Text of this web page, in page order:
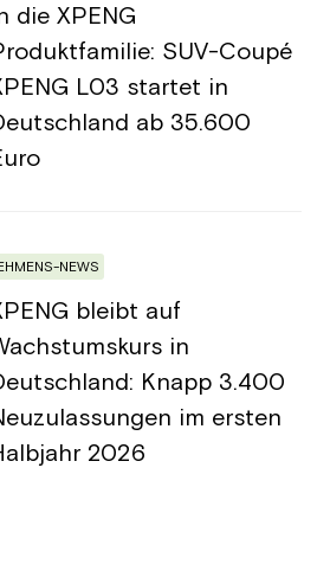
die XPENG
SUV-Coupé
L03 startet in
ab 35.600
NEWS
bleibt auf
in
Knapp 3.400
im ersten
2026